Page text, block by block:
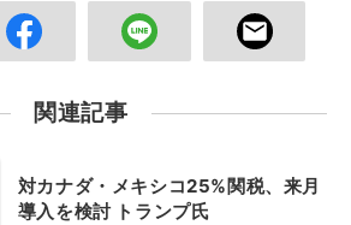
関連記事
対カナダ・メキシコ25%関税、来月
導入を検討 トランプ氏